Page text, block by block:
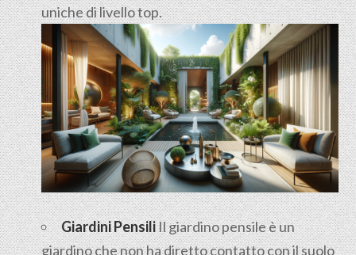
uniche di livello top.
Giardini PensiliIlgiardino pensileè un
giardino che non ha diretto contatto con il suolo